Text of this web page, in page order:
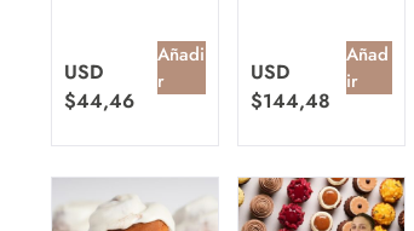
USD
$44,46
Añadi
r
USD
$144,48
Añad
ir